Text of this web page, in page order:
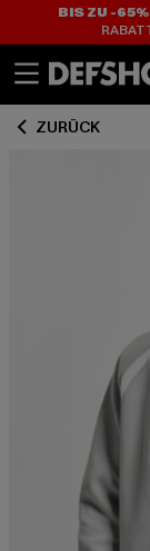
BIS ZU -65%
ZURÜCK